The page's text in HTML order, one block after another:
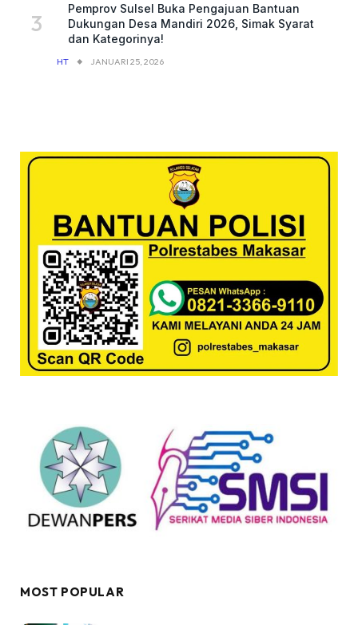
Pemprov Sulsel Buka Pengajuan Bantuan
Dukungan Desa Mandiri 2026, Simak Syarat
dan Kategorinya!
HT JANUARI 25, 2026
MOST POPULAR